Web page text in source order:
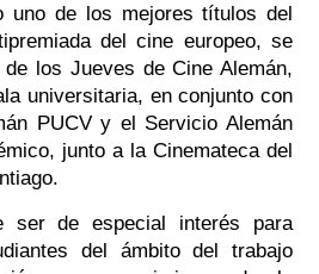
uno de los mejores títulos del
del cine europeo, se
los Jueves de Cine Alemán,
universitaria, en conjunto con
PUCV y el Servicio Alemán
junto a la Cinemateca del
ser de especial interés para
del ámbito del trabajo